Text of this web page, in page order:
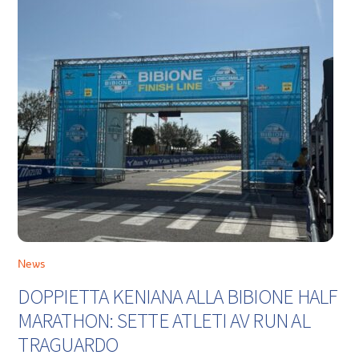
News
DOPPIETTA KENIANA ALLA BIBIONE HALF
MARATHON: SETTE ATLETI AV RUN AL
TRAGUARDO